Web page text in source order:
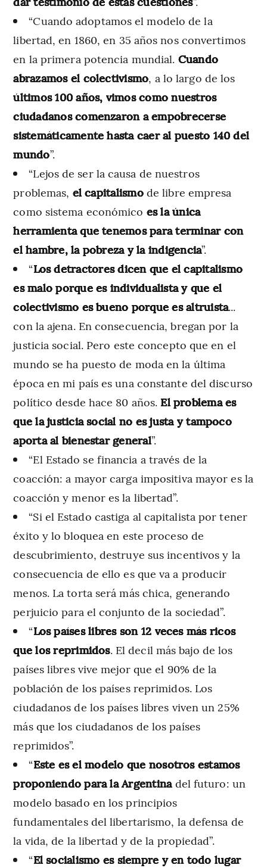
“Cuando adoptamos el modelo de la
libertad, en 1860, en 35 años nos convertimos
en la primera potencia mundial. Cuando
abrazamos el colectivismo, a lo largo de los
últimos 100 años, vimos como nuestros
ciudadanos comenzaron a empobrecerse
sistemáticamente hasta caer al puesto 140 del
mundo”.
“Lejos de ser la causa de nuestros
problemas, el capitalismode libre empresa
como sistema económico es la única
herramienta que tenemos para terminar con
el hambre, la pobreza y la indigencia”.
“Los detractores dicen que el capitalismo
es malo porque es individualista y que el
colectivismo es bueno porque es altruista...
con la ajena. En consecuencia, bregan por la
justicia social. Pero este concepto que en el
mundo se ha puesto de moda en la última
época en mi país es una constante del discurso
político desde hace 80 años. El problema es
que la justicia social no es justa y tampoco
aporta al bienestar general”.
“El Estado se financia a través de la
coacción: a mayor carga impositiva mayor es la
coacción y menor es la libertad”.
“Si el Estado castiga al capitalista por tener
éxito y lo bloquea en este proceso de
descubrimiento, destruye sus incentivos y la
consecuencia de ello es que va a producir
menos. La torta será más chica, generando
perjuicio para el conjunto de la sociedad”.
“Los países libres son 12 veces más ricos
que los reprimidos. El decil más bajo de los
países libres vive mejor que el 90% de la
población de los países reprimidos. Los
ciudadanos de los países libres viven un 25%
más que los ciudadanos de los países
reprimidos”.
“Este es el modelo que nosotros estamos
proponiendo para la Argentina del futuro: un
modelo basado en los principios
fundamentales del libertarismo, la defensa de
la vida, de la libertad y de la propiedad”.
“El socialismo es siempre y en todo lugar